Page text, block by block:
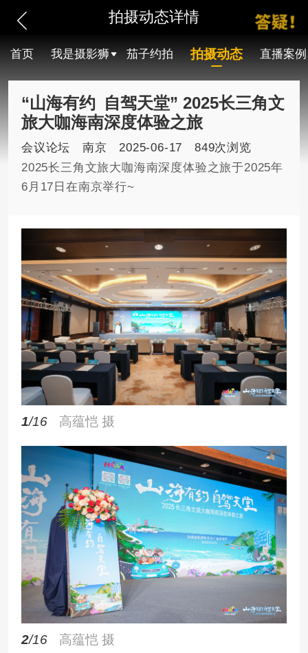
拍摄动态详情
首页 我是摄影狮 茄子约拍 拍摄动态 直播案例
“山海有约 自驾天堂” 2025长三角文
旅大咖海南深度体验之旅
会议论坛 南京 2025-06-17
849次浏览
2025长三角文旅大咖海南深度体验之旅于2025年
6月17日在南京举行~
1/16 高蕴恺 摄
2/16 高蕴恺 摄